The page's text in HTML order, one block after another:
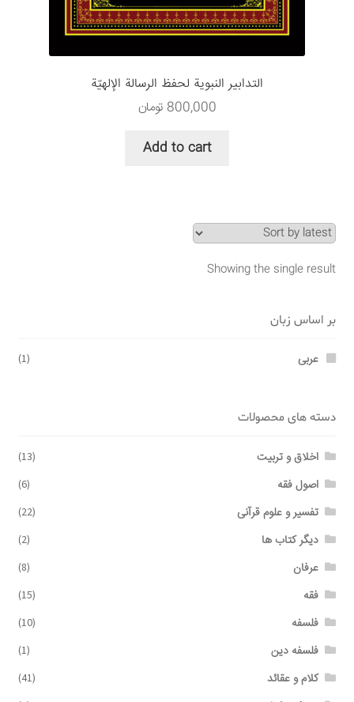
قوانین و مقررات
التدابير النبوية لحفظ الرسالة الإلهيّة
800,000 تومان
Add to cart
Showing the single result
بر اساس زبان
عربی (1)
دسته های محصولات
اخلاق و تربیت (13)
اصول فقه (6)
تفسیر و علوم قرآنی (22)
دیگر کتاب ها (2)
عرفان (8)
فقه (15)
فلسفه (10)
فلسفه دین (1)
کلام و عقائد (41)